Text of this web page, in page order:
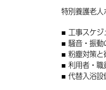
特別養護老人
工事スケジ
騒音・振動
粉塵対策と
利用者・職
代替入浴設